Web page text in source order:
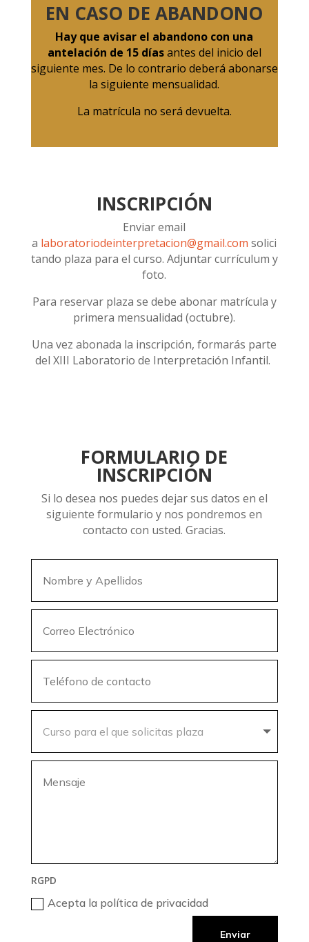
EN CASO DE ABANDONO
Hay que avisar el abandono con una
antelación de 15 díasantes del inicio del
siguiente mes. De lo contrario deberá abonarse
la siguiente mensualidad.
La matrícula no será devuelta.
INSCRIPCIÓN
Enviar email
a laboratoriodeinterpretacion@gmail.com solici
tando plaza para el curso. Adjuntar currículum y
foto.
Para reservar plaza se debe abonar matrícula y
primera mensualidad (octubre).
Una vez abonada la inscripción, formarás parte
del XIII Laboratorio de Interpretación Infantil.
FORMULARIO DE
INSCRIPCIÓN
Si lo desea nos puedes dejar sus datos en el
siguiente formulario y nos pondremos en
contacto con usted. Gracias.
RGPD
Acepta la política de privacidad
Enviar